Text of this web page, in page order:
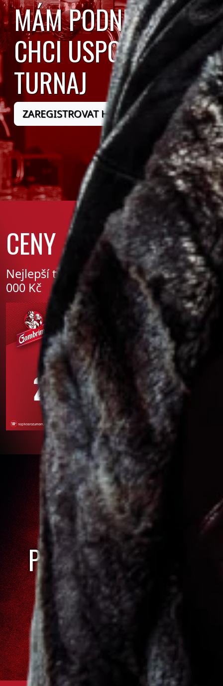
MÁM PODNIK A
CHCI USPOŘÁDAT
TURNAJ
ZAREGISTROVAT HOSPODU
CENY
Nejlepší týmy si rozdělí ceny za 250
000 Kč
VEZMI PARTU
KÁMOŠŮ A
PŘIHLASTE SE DO
TURNAJE!
PŘIHLÁSIT TÝM